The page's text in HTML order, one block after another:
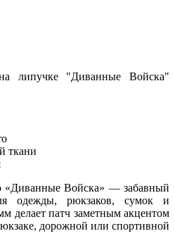
липучке "Диванные Войска"
ткани
«Диванные Войска» — забавный
одежды, рюкзаков, сумок и
делает патч заметным акцентом
дорожной или спортивной